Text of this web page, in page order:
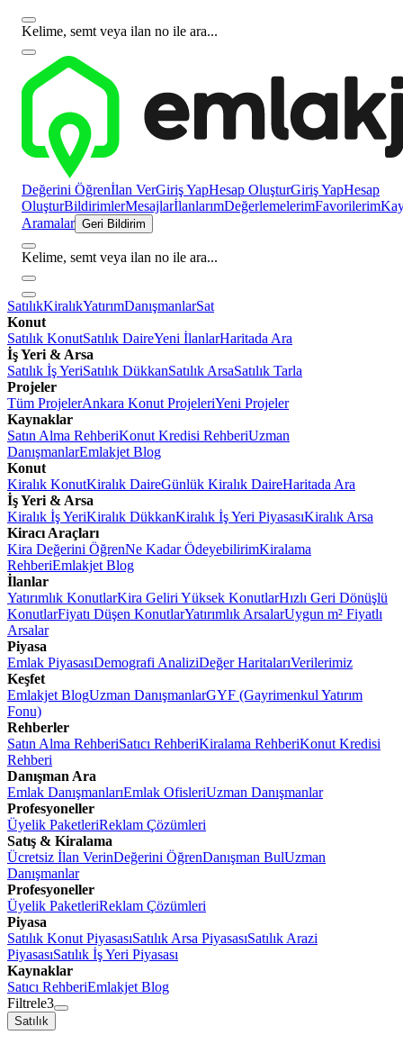
Kelime, semt veya ilan no ile ara...
Değerini Öğrenİlan VerGiriş YapHesap OluşturGiriş YapHesap
OluşturBildirimlerMesajlarİlanlarımDeğerlemelerimFavorilerim
Aramalar Geri Bildirim
Kelime, semt veya ilan no ile ara...
SatılıkKiralıkYatırımDanışmanlarSat
Konut
Satılık KonutSatılık DaireYeni İlanlarHaritada Ara
İş Yeri & Arsa
Satılık İş YeriSatılık DükkanSatılık ArsaSatılık Tarla
Projeler
Tüm ProjelerAnkara Konut ProjeleriYeni Projeler
Kaynaklar
Satın Alma RehberiKonut Kredisi RehberiUzman
DanışmanlarEmlakjet Blog
Konut
Kiralık KonutKiralık DaireGünlük Kiralık DaireHaritada Ara
İş Yeri & Arsa
Kiralık İş YeriKiralık DükkanKiralık İş Yeri PiyasasıKiralık Arsa
Kiracı Araçları
Kira Değerini ÖğrenNe Kadar ÖdeyebilirimKiralama
RehberiEmlakjet Blog
İlanlar
Yatırımlık KonutlarKira Geliri Yüksek KonutlarHızlı Geri Dönüşlü
KonutlarFiyatı Düşen KonutlarYatırımlık ArsalarUygun m² Fiyatlı
Arsalar
Piyasa
Emlak PiyasasıDemografi AnaliziDeğer HaritalarıVerilerimiz
Keşfet
Emlakjet BlogUzman DanışmanlarGYF (Gayrimenkul Yatırım
Fonu)
Rehberler
Satın Alma RehberiSatıcı RehberiKiralama RehberiKonut Kredisi
Rehberi
Danışman Ara
Emlak DanışmanlarıEmlak OfisleriUzman Danışmanlar
Profesyoneller
Üyelik PaketleriReklam Çözümleri
Satış & Kiralama
Ücretsiz İlan VerinDeğerini ÖğrenDanışman BulUzman
Danışmanlar
Profesyoneller
Üyelik PaketleriReklam Çözümleri
Piyasa
Satılık Konut PiyasasıSatılık Arsa PiyasasıSatılık Arazi
PiyasasıSatılık İş Yeri Piyasası
Kaynaklar
Satıcı RehberiEmlakjet Blog
Filtrele3
Satılık